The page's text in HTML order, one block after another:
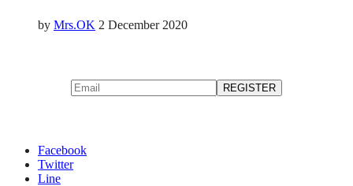
by Mrs.OK 2 December 2020
Facebook
Twitter
Line